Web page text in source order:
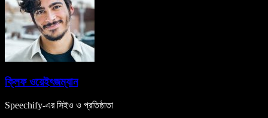
ক্লিফ ওয়েইৎজম্যান
Speechify-এর সিইও ও প্রতিষ্ঠাতা